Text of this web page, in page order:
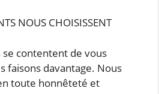
NOUS CHOISISSENT
contentent de vous
faisons davantage. Nous
toute honnêteté et